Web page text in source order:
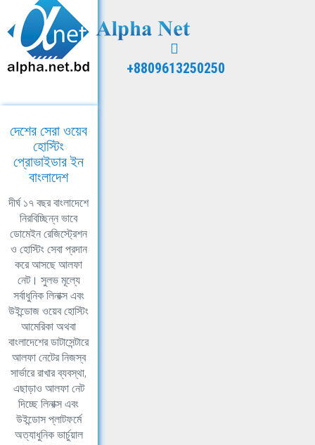
+8809613250250
দেশের সেরা ওয়েব
হোস্টিং
প্রোভাইডার ইন
বাংলাদেশ
দীর্ঘ ১৭ বছর বাংলাদেশে
নিরবিচ্ছিন্ন ভাবে
ডোমেইন রেজিস্ট্রেশন
ও হোস্টিং সেবা প্রদান
করে আসছে আলফা
নেট। সুলভ মূল্যে
সর্বাধুনিক লিনাক্স এবং
উইন্ডোজ ওয়েব হোস্টিং
আমেরিকা অথবা
বাংলাদেশের ডাটাসেন্টারে
আলফা নেটের নিজস্ব
সার্ভারে রাখার ব্যবস্থা,
এছাড়াও আলফা নেট
দিচ্ছে লিনাক্স এবং
উইন্ডোস প্লাটফর্মে
অত্যাধুনিক ভার্চুয়াল